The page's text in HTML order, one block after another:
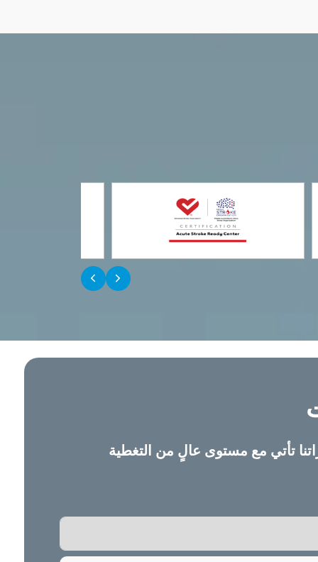
‹
›
تأتي مع مستوى عالٍ من التغطية